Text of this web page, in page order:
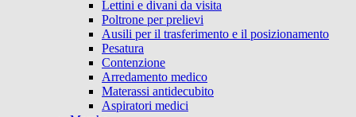
Lettini e divani da visita
Poltrone per prelievi
Ausili per il trasferimento e il posizionamento
Pesatura
Contenzione
Arredamento medico
Materassi antidecubito
Aspiratori medici